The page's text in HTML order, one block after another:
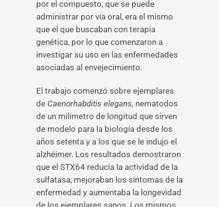
por el compuesto, que se puede
administrar por vía oral, era el mismo
que el que buscaban con terapia
genética, por lo que comenzaron a
investigar su uso en las enfermedades
asociadas al envejecimiento.
El trabajo comenzó sobre ejemplares
de Caenorhabditis elegans, nematodos
de un milímetro de longitud que sirven
de modelo para la biología desde los
años setenta y a los que se le indujo el
alzhéimer. Los resultados demostraron
que el STX64 reducía la actividad de la
sulfatasa, mejoraban los síntomas de la
enfermedad y aumentaba la longevidad
de los ejemplares sanos. Los mismos